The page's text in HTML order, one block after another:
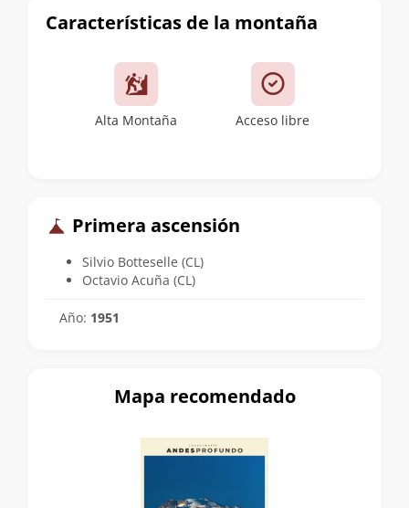
Características de la montaña
Alta Montaña Acceso libre
Primera ascensión
Silvio Botteselle (CL)
Octavio Acuña (CL)
Año: 1951
Mapa recomendado